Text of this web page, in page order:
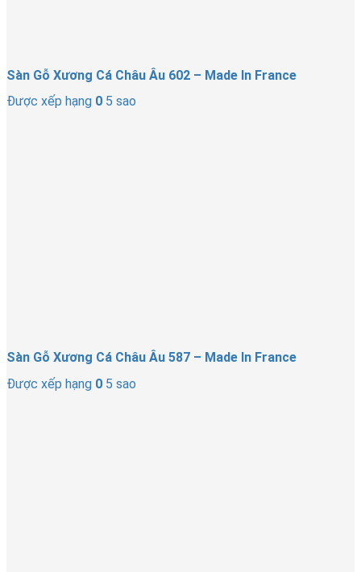
Sàn Gỗ Xương Cá Châu Âu 602 – Made In France
Được xếp hạng 0 5 sao
Sàn Gỗ Xương Cá Châu Âu 587 – Made In France
Được xếp hạng 0 5 sao